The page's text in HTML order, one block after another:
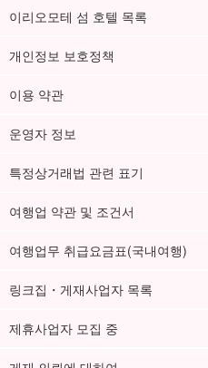
이리오모테 섬 호텔 목록
개인정보 보호정책
이용 약관
운영자 정보
특정상거래법 관련 표기
여행업 약관 및 조건서
여행업무 취급요금표(국내여행)
링크집・게재사업자 목록
제휴사업자 모집 중